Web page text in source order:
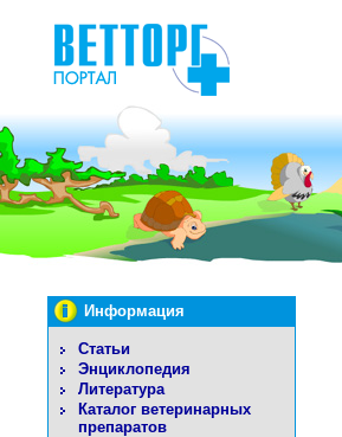
Информация
Статьи
Энциклопедия
Литература
Каталог ветеринарных
препаратов